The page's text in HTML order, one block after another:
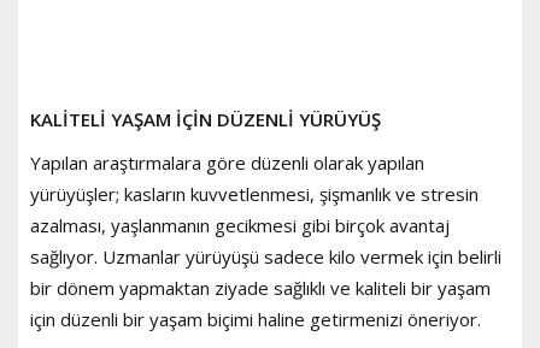
KALİTELİ YAŞAM İÇİN DÜZENLİ YÜRÜYÜŞ
Yapılan araştırmalara göre düzenli olarak yapılan
yürüyüşler; kasların kuvvetlenmesi, şişmanlık ve stresin
azalması, yaşlanmanın gecikmesi gibi birçok avantaj
sağlıyor. Uzmanlar yürüyüşü sadece kilo vermek için belirli
bir dönem yapmaktan ziyade sağlıklı ve kaliteli bir yaşam
için düzenli bir yaşam biçimi haline getirmenizi öneriyor.